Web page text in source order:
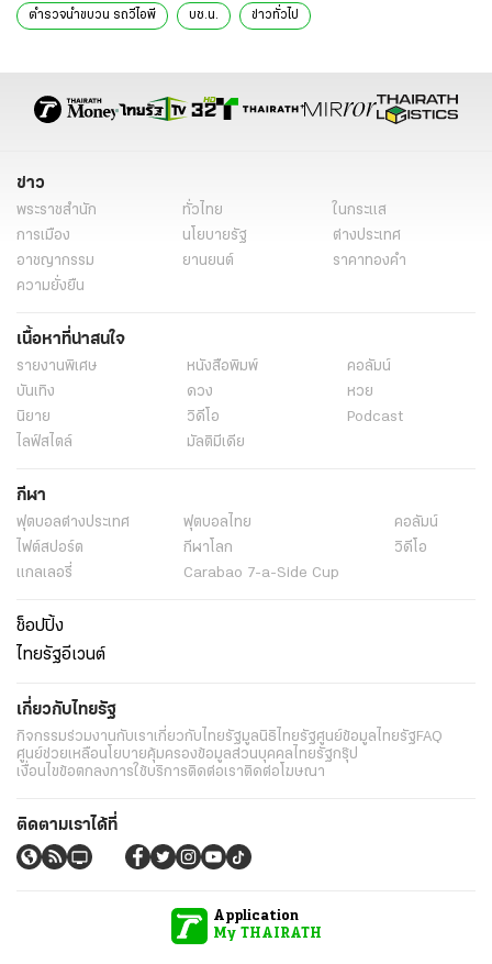
ตำรวจนำขบวน รถวีไอพี บช.น. ข่าวทั่วไป
ข่าว
พระราชสำนัก ทั่วไทย
ในกระแส
การเมือง
นโยบายรัฐ
ต่างประเทศ
อาชญากรรม
ยานยนต์
ราคาทองคำ
ความยั่งยืน
เนื้อหาที่น่าสนใจ
รายงานพิเศษ หนังสือพิมพ์
คอลัมน์
บันเทิง
ดวง
หวย
นิยาย
วิดีโอ
Podcast
ไลฟ์สไตล์
มัลติมีเดีย
กีฬา
ฟุตบอลต่่างประเทศ ฟุตบอลไทย
คอลัมน์
ไฟต์สปอร์ต
กีฬาโลก
วิดีโอ
แกลเลอรี่
Carabao 7-a-Side Cup
ช็อปปิ้ง
ไทยรัฐอีเวนต์
เกี่ยวกับไทยรัฐ
กิจกรรมร่วมงานกับเราเกี่ยวกับไทยรัฐมูลนิธิไทยรัฐศูนย์ข้อมูลไทยรัฐFAQ
ศูนย์ช่วยเหลือนโยบายคุ้มครองข้อมูลส่วนบุคคลไทยรัฐกรุ๊ป
เงื่อนไขข้อตกลงการใช้บริการติดต่อเราติดต่อโฆษณา
ติดตามเราได้ที่
Application
My THAIRATH